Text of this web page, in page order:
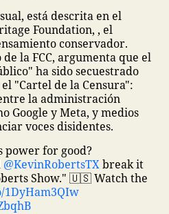
está descrita en el
Foundation, , el
conservador.
la FCC, argumenta que el
ha sido secuestrado
"Cartel de la Censura":
la administración
Google y Meta, y medios
voces disidentes.
power for good?
@KevinRobertsTXbreak it
Show." 🇺🇸Watch the
1DyHam3QIw